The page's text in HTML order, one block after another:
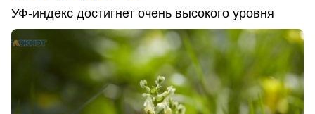
УФ-индекс достигнет очень высокого уровня